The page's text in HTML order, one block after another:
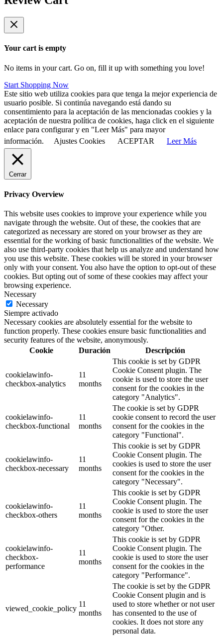
Your cart is empty
No items in your cart. Go on, fill it up with something you love!
Start Shopping Now
Este sitio web utiliza cookies para que tenga la mejor experiencia de
usuario posible. Si continúa navegando está dando su
consentimiento para la aceptación de las mencionadas cookies y la
aceptación de nuestra política de cookies, haga click en el siguiente
enlace para configurar y en "Leer Más" para mayor
información.
Ajustes Cookies ACEPTAR Leer Más
Cerrar
Privacy Overview
This website uses cookies to improve your experience while you
navigate through the website. Out of these, the cookies that are
categorized as necessary are stored on your browser as they are
essential for the working of basic functionalities of the website. We
also use third-party cookies that help us analyze and understand how
you use this website. These cookies will be stored in your browser
only with your consent. You also have the option to opt-out of these
cookies. But opting out of some of these cookies may affect your
browsing experience.
Necessary
Necessary
Siempre activado
Necessary cookies are absolutely essential for the website to
function properly. These cookies ensure basic functionalities and
security features of the website, anonymously.
Cookie
Duración Descripción
cookielawinfo-
checkbox-analytics
11
months
This cookie is set by GDPR
Cookie Consent plugin. The
cookie is used to store the user
consent for the cookies in the
category "Analytics".
cookielawinfo-
checkbox-functional
11
months
The cookie is set by GDPR
cookie consent to record the user
consent for the cookies in the
category "Functional".
cookielawinfo-
checkbox-necessary
11
months
This cookie is set by GDPR
Cookie Consent plugin. The
cookies is used to store the user
consent for the cookies in the
category "Necessary".
cookielawinfo-
checkbox-others
11
months
This cookie is set by GDPR
Cookie Consent plugin. The
cookie is used to store the user
consent for the cookies in the
category "Other.
cookielawinfo-
checkbox-
performance
11
months
This cookie is set by GDPR
Cookie Consent plugin. The
cookie is used to store the user
consent for the cookies in the
category "Performance".
viewed_cookie_policy
11
months
The cookie is set by the GDPR
Cookie Consent plugin and is
used to store whether or not user
has consented to the use of
cookies. It does not store any
personal data.